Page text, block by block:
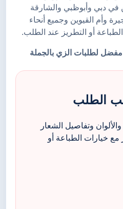
في دبي وأبوظبي والشارقة
وأم القيوين وجميع أنحاء
أو التطريز عند الطلب.
الطلب
وتفاصيل الشعار
خيارات الطباعة أو